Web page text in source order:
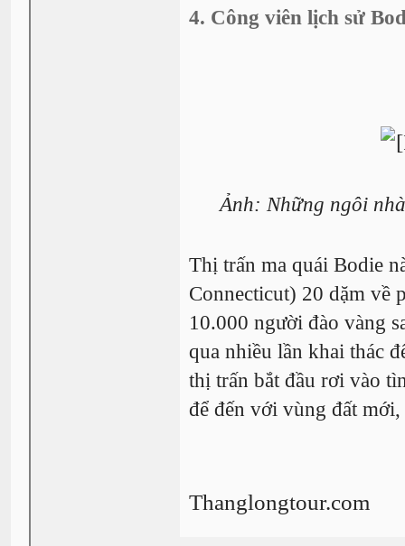
4. Công viên lịch sử
Ảnh: Những ngôi
Thị trấn ma quái Bodie
Connecticut) 20 dặm về
10.000 người đào vàng
qua nhiều lần khai thác
thị trấn bắt đầu rơi vào
để đến với vùng đất
Thanglongtour.com